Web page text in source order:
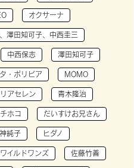
オクサーナ
澤田知可子、中西圭三
中西保志 澤田知可子
・ボリビア MOMO
アセレン 青木隆治
ホコ だいすけお兄さん
純子 ヒダノ
イルドワンズ 佐藤竹善